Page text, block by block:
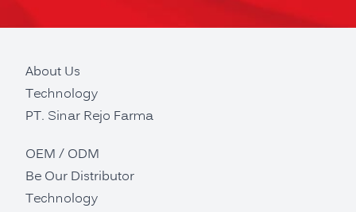
About Us
Technology
PT. Sinar Rejo Farma
OEM / ODM
Be Our Distributor
Technology